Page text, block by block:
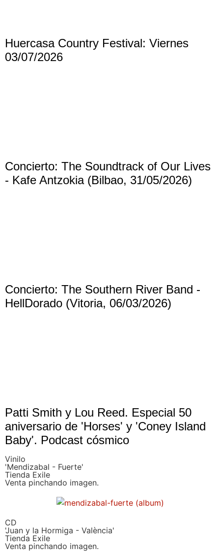
Huercasa Country Festival: Viernes
03/07/2026
Concierto: The Soundtrack of Our Lives
- Kafe Antzokia (Bilbao, 31/05/2026)
Concierto: The Southern River Band -
HellDorado (Vitoria, 06/03/2026)
Patti Smith y Lou Reed. Especial 50
aniversario de 'Horses' y 'Coney Island
Baby'. Podcast cósmico
Vinilo
'Mendizabal - Fuerte'
Tienda Exile
Venta pinchando imagen.
CD
'Juan y la Hormiga - València'
Tienda Exile
Venta pinchando imagen.